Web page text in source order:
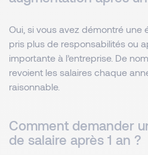
Oui, si vous avez démontré une
pris plus de responsabilités ou
importante à l’entreprise. De
revoient les salaires chaque
raisonnable.
Comment demander
de salaire après 1 an ?